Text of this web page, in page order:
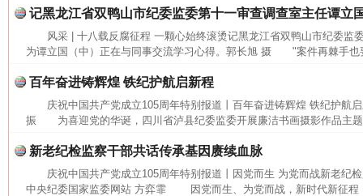
记黑龙江省双鸭山市纪委监委第十一审查调查室主任谭立
风采 | 十八载反腐征程 一颗心始终滚烫记黑龙江省双鸭山市纪委监
为谭立国（中）正在与同事交流学习心得。郭长旭 摄 "案件再棘手也
百年奋进铸辉煌 铁纪护航启新程
庆祝中国共产党成立105周年特别报道丨百年奋进铸辉煌 铁纪护航
振 为喜迎党的华诞，四川省泸县纪委监委开展廉洁书画摄影作品主
新老纪检监察干部共话传承基因赓续血脉
庆祝中国共产党成立105周年特别报道丨因党而生 为党而战新老纪
中央纪委国家监委网站 方弈霏 因党而生、为党而战，新时代新征程